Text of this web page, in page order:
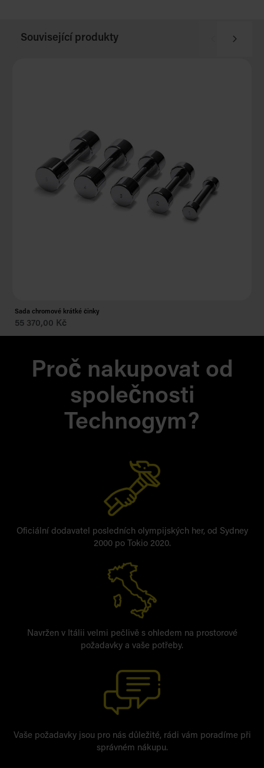
Související produkty
Sada chromové krátké činky
55 370,00 Kč
Proč nakupovat od
společnosti
Technogym?
Oficiální dodavatel posledních olympijských her, od Sydney
2000 po Tokio 2020.
Navržen v Itálii velmi pečlivě s ohledem na prostorové
požadavky a vaše potřeby.
Vaše požadavky jsou pro nás důležité, rádi vám poradíme při
správném nákupu.